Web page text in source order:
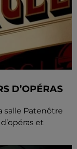
D’OPÉRAS
salle Patenôtre
et